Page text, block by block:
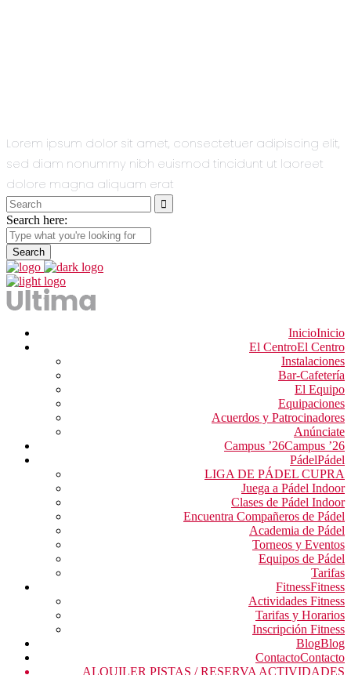
Lorem ipsum dolor sit amet, consectetuer adipiscing elit,
sed diam nonummy nibh euismod tincidunt ut laoreet
dolore magna aliquam erat
Search
for:
Search here:
InicioInicio
El CentroEl Centro
Instalaciones
Bar-Cafetería
El Equipo
Equipaciones
Acuerdos y Patrocinadores
Anúnciate
Campus ’26Campus ’26
PádelPádel
LIGA DE PÁDEL CUPRA
Juega a Pádel Indoor
Clases de Pádel Indoor
Encuentra Compañeros de Pádel
Academia de Pádel
Torneos y Eventos
Equipos de Pádel
Tarifas
FitnessFitness
Actividades Fitness
Tarifas y Horarios
Inscripción Fitness
BlogBlog
ContactoContacto
ALQUILER PISTAS / RESERVA ACTIVIDADES